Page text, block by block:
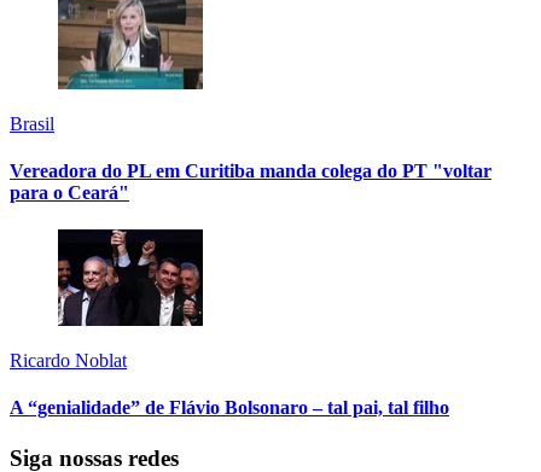
Brasil
Vereadora do PL em Curitiba manda colega do PT "voltar
para o Ceará"
Ricardo Noblat
A “genialidade” de Flávio Bolsonaro – tal pai, tal filho
Siga nossas redes